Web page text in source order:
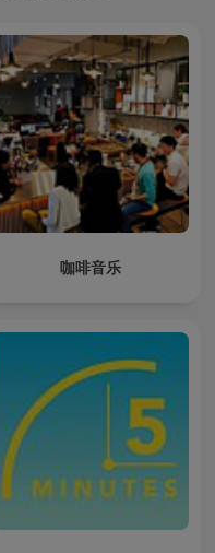
咖啡音乐